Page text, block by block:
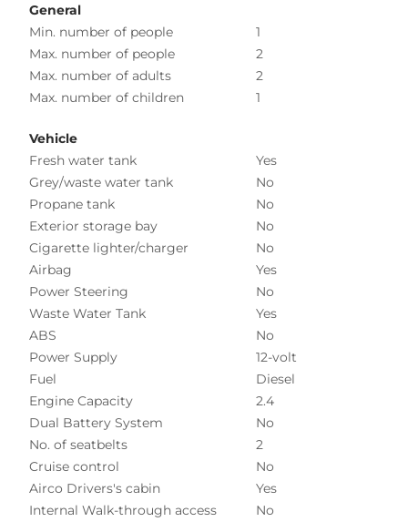
General
Min. number of people
1
Max. number of people
2
Max. number of adults
2
Max. number of children
1
Vehicle
Fresh water tank
Yes
Grey/waste water tank
No
Propane tank
No
Exterior storage bay
No
Cigarette lighter/charger
No
Airbag
Yes
Power Steering
No
Waste Water Tank
Yes
ABS
No
Power Supply
12-volt
Fuel
Diesel
Engine Capacity
2.4
Dual Battery System
No
No. of seatbelts
2
Cruise control
No
Airco Drivers's cabin
Yes
Internal Walk-through access
No